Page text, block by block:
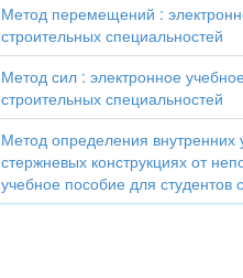
Метод перемещений :
строительных специальностей
Метод сил : электронное
строительных специальностей
Метод определения внутренних
стержневых конструкциях от
учебное пособие для студентов